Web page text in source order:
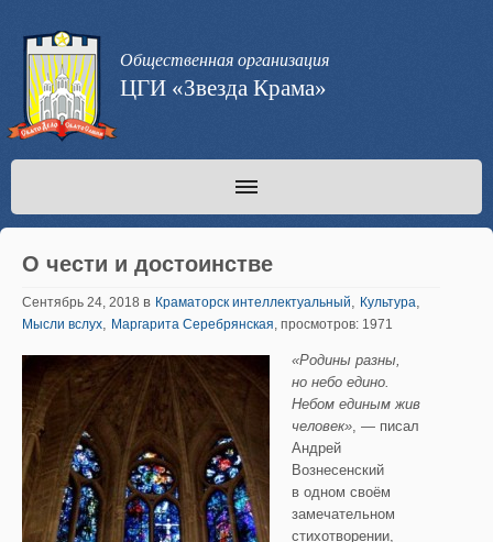
Общественная организация
ЦГИ «Звезда Крама»
О чести и достоинстве
Сентябрь 24, 2018 в Краматорск интеллектуальный, Культура,
Мысли вслух, Маргарита Серебрянская, просмотров: 1971
«Родины разны,
но небо едино.
Небом единым жив
человек», — писал
Андрей
Вознесенский
в одном своём
замечательном
стихотворении,